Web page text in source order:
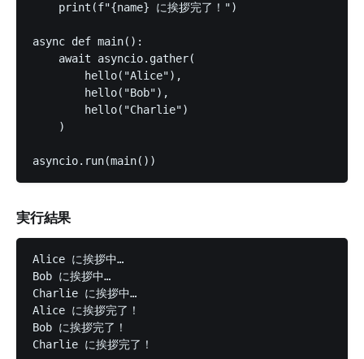
    print(f"{name} に挨拶完了！")
async def main():
    await asyncio.gather(
        hello("Alice"),
        hello("Bob"),
        hello("Charlie")
    )
実行結果
Alice に挨拶中…
Bob に挨拶中…
Charlie に挨拶中…
Alice に挨拶完了！
Bob に挨拶完了！